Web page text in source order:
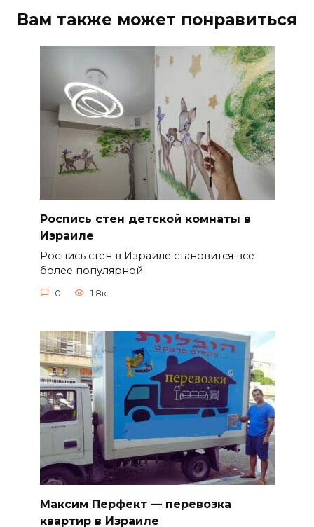
Вам также может понравиться
Роспись стен детской комнаты в
Израиле
Роспись стен в Израиле становится все
более популярной.
0 1.8к.
Максим Перфект — перевозка
квартир в Израиле